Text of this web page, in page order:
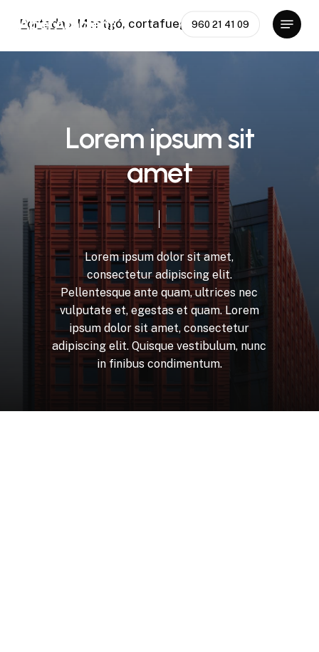
content
AperAmbient 960 21 41 09
Menu
Portada » Montgó, cortafuegos
Loremipsumsit
amet
Lorem ipsum dolor sit amet,
consectetur adipiscing elit.
Pellentesque ante quam, ultrices nec
vulputate et, egestas et quam. Lorem
ipsum dolor sit amet, consectetur
adipiscing elit. Quisque vestibulum, nunc
in finibus condimentum.